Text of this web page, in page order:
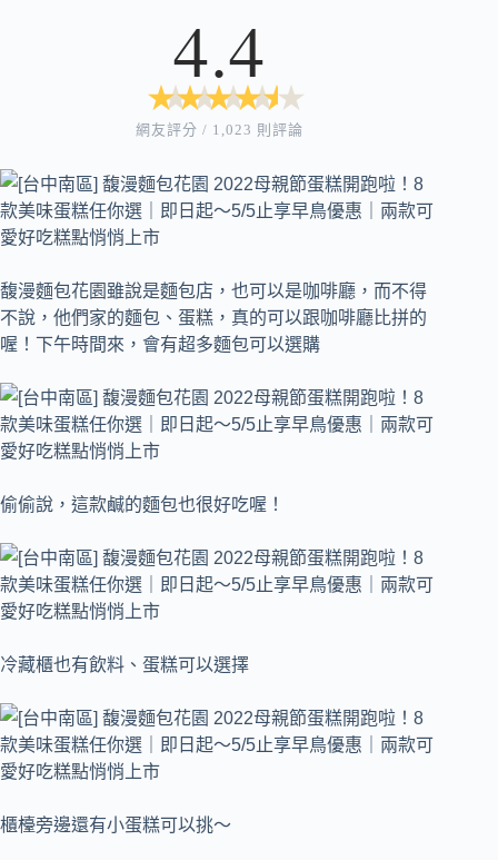
4.4
★
★ ★
★ ★
★ ★
★ ★
★
網友評分 / 1,023 則評論
馥漫麵包花園雖說是麵包店，也可以是咖啡廳，而不得
不說，他們家的麵包、蛋糕，真的可以跟咖啡廳比拼的
喔！下午時間來，會有超多麵包可以選購
偷偷說，這款鹹的麵包也很好吃喔！
冷藏櫃也有飲料、蛋糕可以選擇
櫃檯旁邊還有小蛋糕可以挑～